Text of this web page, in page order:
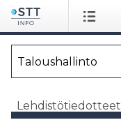
Lehdistötiedotteet